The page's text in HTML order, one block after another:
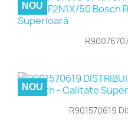
NOU
R901570619
NOU